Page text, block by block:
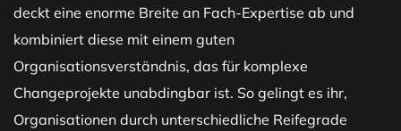
deckt eine enorme Breite an Fach-Expertise ab und
kombiniert diese mit einem guten
Organisationsverständnis, das für komplexe
Changeprojekte unabdingbar ist. So gelingt es ihr,
Organisationen durch unterschiedliche Reifegrade